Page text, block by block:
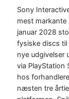
Sony
mest
januar 2028
fysiske discs til
nye udgivelser
via PlayStation
hos
næsten tre